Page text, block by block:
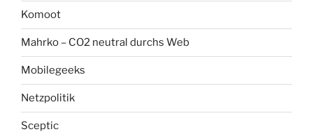
Komoot
Mahrko – CO2 neutral durchs Web
Mobilegeeks
Netzpolitik
Sceptic